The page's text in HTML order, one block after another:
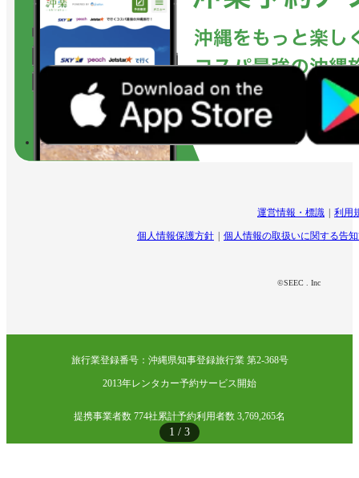
1 / 3
運営情報・標識 利用
個人情報保護方針 個人情報の取扱いに関する告
©SEEC . Inc
旅行業登録番号：沖縄県知事登録旅行業 第2-368号
2013年レンタカー予約サービス開始
提携事業者数 774社累計予約利用者数 3,769,265名